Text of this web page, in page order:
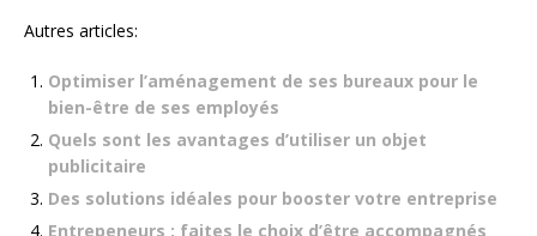
Autres articles:
Optimiser l’aménagement de ses bureaux pour le
bien-être de ses employés
Quels sont les avantages d’utiliser un objet
publicitaire
Des solutions idéales pour booster votre entreprise
Entrepeneurs : faites le choix d’être accompagnés